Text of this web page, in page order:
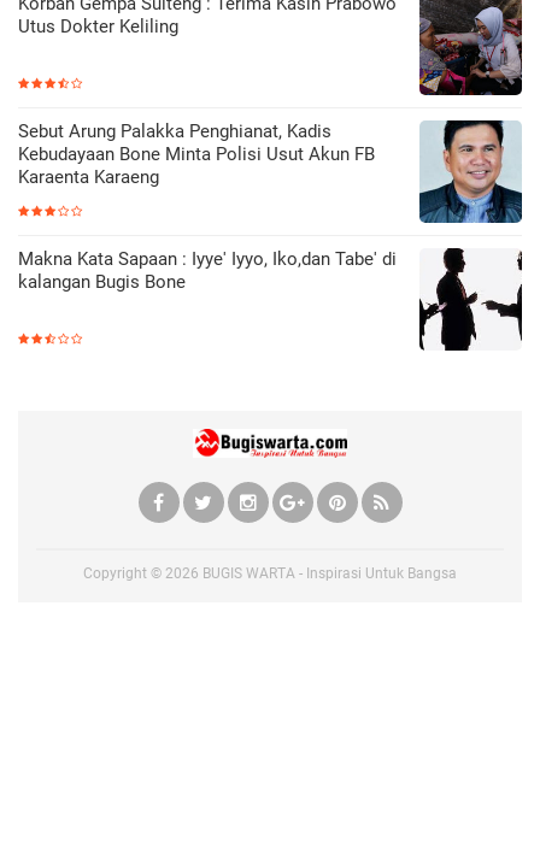
Utus Dokter Keliling
Sebut Arung Palakka Penghianat, Kadis
Kebudayaan Bone Minta Polisi Usut Akun FB
Karaenta Karaeng
Makna Kata Sapaan : Iyye' Iyyo, Iko,dan Tabe' di
kalangan Bugis Bone
Copyright © 2026 BUGIS WARTA - Inspirasi Untuk Bangsa